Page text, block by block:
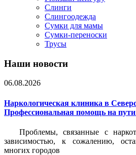
Слинги
Слингоодежда
Сумки для мамы
Сумки-переноски
Трусы
Наши новости
06.08.2026
Наркологическая клиника в
Профессиональная помощь на пути
Проблемы, связанные с
зависимостью, к сожалению,
многих городов